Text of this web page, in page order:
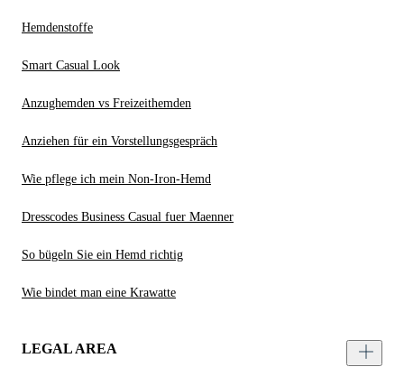
Hemdenstoffe
Smart Casual Look
Anzughemden vs Freizeithemden
Anziehen für ein Vorstellungsgespräch
Wie pflege ich mein Non-Iron-Hemd
Dresscodes Business Casual fuer Maenner
So bügeln Sie ein Hemd richtig
Wie bindet man eine Krawatte
LEGAL AREA